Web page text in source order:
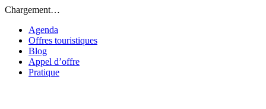
Chargement…
Agenda
Offres touristiques
Blog
Appel d’offre
Pratique